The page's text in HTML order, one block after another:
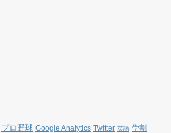
プロ野球 Google Analytics Twitter 英語 学割